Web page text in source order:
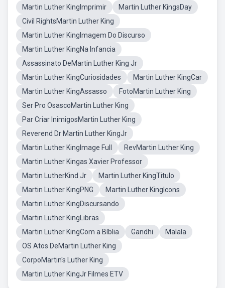
Martin Luther KingImprimir
Martin Luther KingsDay
Civil RightsMartin Luther King
Martin Luther KingImagem Do Discurso
Martin Luther KingNa Infancia
Assassinato DeMartin Luther King Jr
Martin Luther KingCuriosidades
Martin Luther KingCar
Martin Luther KingAssasso
FotoMartin Luther King
Ser Pro OsascoMartin Luther King
Par Criar InimigosMartin Luther King
Reverend Dr Martin Luther KingJr
Martin Luther KingImage Full
RevMartin Luther King
Martin Luther Kingas Xavier Professor
Martin LutherKind Jr
Martin Luther KingTitulo
Martin Luther KingPNG
Martin Luther KingIcons
Martin Luther KingDiscursando
Martin Luther KingLibras
Martin Luther KingCom a Bíblia
Gandhi
Malala
OS Atos DeMartin Luther King
CorpoMartin's Luther King
Martin Luther KingJr Filmes ETV